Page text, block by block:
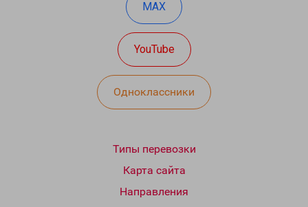
MAX
YouTube
Одноклассники
Типы перевозки
Карта сайта
Направления